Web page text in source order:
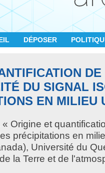
DÉPOSER
DE
DU SIGNAL
EN MILIEU
« Origine et
précipitations en
Université du
la Terre et de